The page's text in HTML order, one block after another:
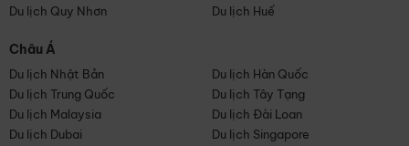
Du lịch Quy Nhơn
Du lịch Huế
Châu Á
Du lịch Nhật Bản
Du lịch Hàn Quốc
Du lịch Trung Quốc
Du lịch Tây Tạng
Du lịch Malaysia
Du lịch Đài Loan
Du lịch Dubai
Du lịch Singapore